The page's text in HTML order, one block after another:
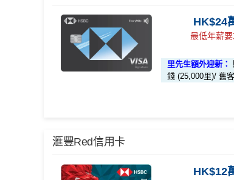
HK$24
最低年薪
里先生額外迎新：
錢 (25,000里)/ 舊
卡分析
🎁迎新禮遇
滙豐Red信用卡
HK$12